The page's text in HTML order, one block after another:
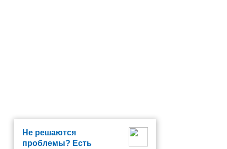
Не решаются
проблемы? Есть